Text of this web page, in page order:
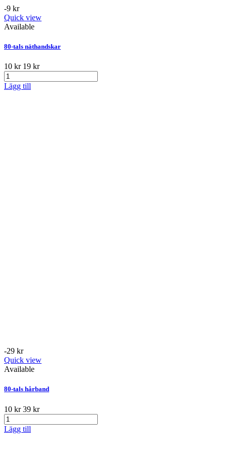
-9 kr
Quick view
Available
80-tals näthandskar
10 kr 19 kr
Lägg till
-29 kr
Quick view
Available
80-tals hårband
10 kr39 kr
Lägg till